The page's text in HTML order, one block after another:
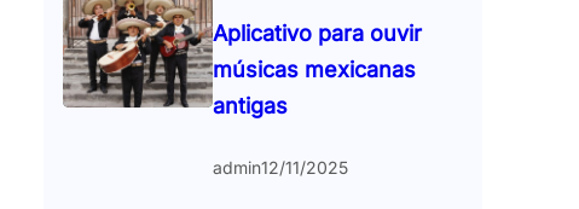
Aplicativo para ouvir
músicas mexicanas
antigas
admin12/11/2025